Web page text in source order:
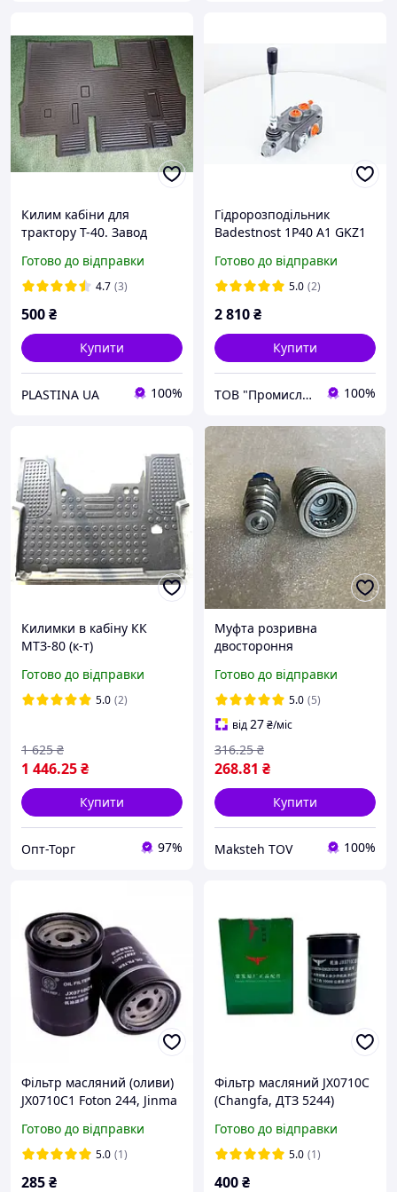
Килим кабіни для
трактору Т-40. Завод
Готово до відправки
4.7 (3)
500₴
Купити
PLASTINA UA 100%
Гідророзподільник
Badestnost 1Р40 A1 GKZ1
розподільник 01p40
Готово до відправки
5.0 (2)
2 810₴
Купити
ТОВ "Промислова Гідравліка" 100%
Килимки в кабіну КК
МТЗ-80 (к-т)
Готово до відправки
5.0 (2)
1 446.25₴
1 625 ₴
Купити
Опт-Торг 97%
Муфта розривна
двостороння
QR12-CM євро клапан,
для гідравлічної системи
Готово до відправки
5.0 (5)
від27₴/міс
268.81 ₴
316.25 ₴
Купити
Maksteh TOV 100%
Фільтр масляний (оливи)
JX0710C1 Foton 244, Jinma
Готово до відправки
5.0 (1)
285₴
Фільтр масляний JX0710C
(Changfa, ДТЗ 5244)
Готово до відправки
5.0 (1)
400₴